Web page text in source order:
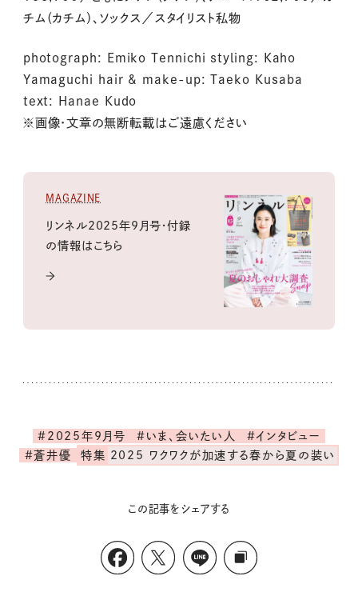
チム（カチム）、ソックス／スタイリスト私物
photograph: Emiko Tennichi styling: Kaho
Yamaguchi hair & make-up: Taeko Kusaba
text: Hanae Kudo
※画像・文章の無断転載はご遠慮ください
MAGAZINE
リンネル2025年9月号・付録
の情報はこちら
#2025年9月号 #いま、会いたい人
#インタビュー
#蒼井優
特集 2025 ワクワクが加速する春から夏の装い
この記事をシェアする